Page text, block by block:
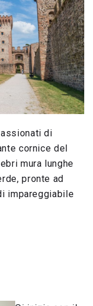
di
cornice del
mura lunghe
pronte ad
impareggiabile